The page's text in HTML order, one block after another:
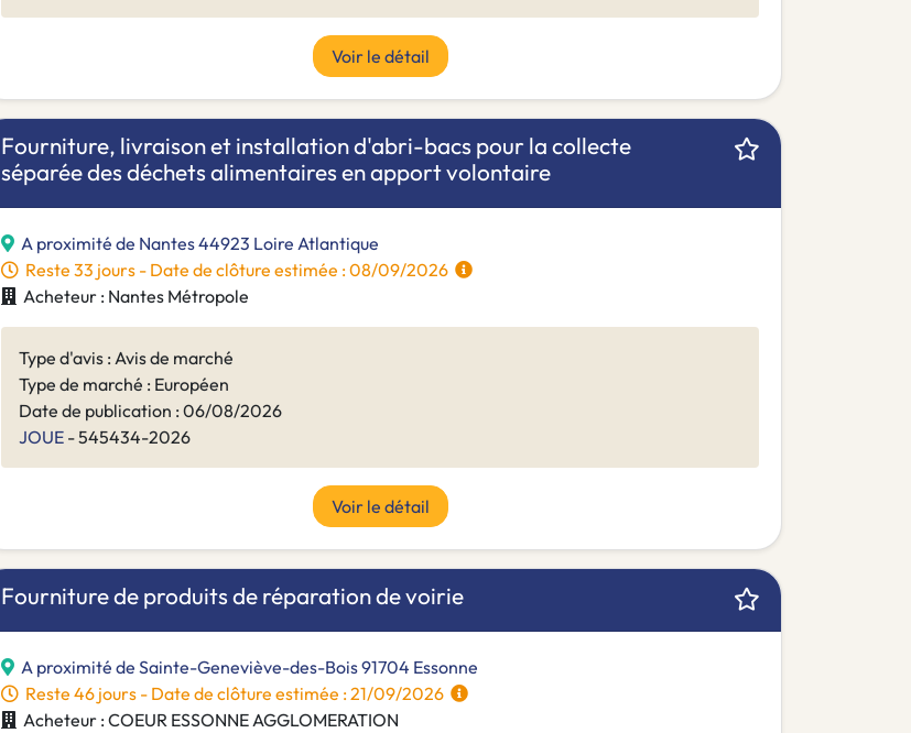
Voir le détail
Fourniture, livraison et installation d'abri-bacs pour la collecte
séparée des déchets alimentaires en apport volontaire
A proximité de Nantes 44923 Loire Atlantique
Reste 33 jours - Date de clôture estimée : 08/09/2026
Acheteur : Nantes Métropole
Type d'avis : Avis de marché
Type de marché : Européen
Date de publication : 06/08/2026
JOUE - 545434-2026
Voir le détail
Fourniture de produits de réparation de voirie
A proximité de Sainte-Geneviève-des-Bois 91704 Essonne
Reste 46 jours - Date de clôture estimée : 21/09/2026
Acheteur : COEUR ESSONNE AGGLOMERATION